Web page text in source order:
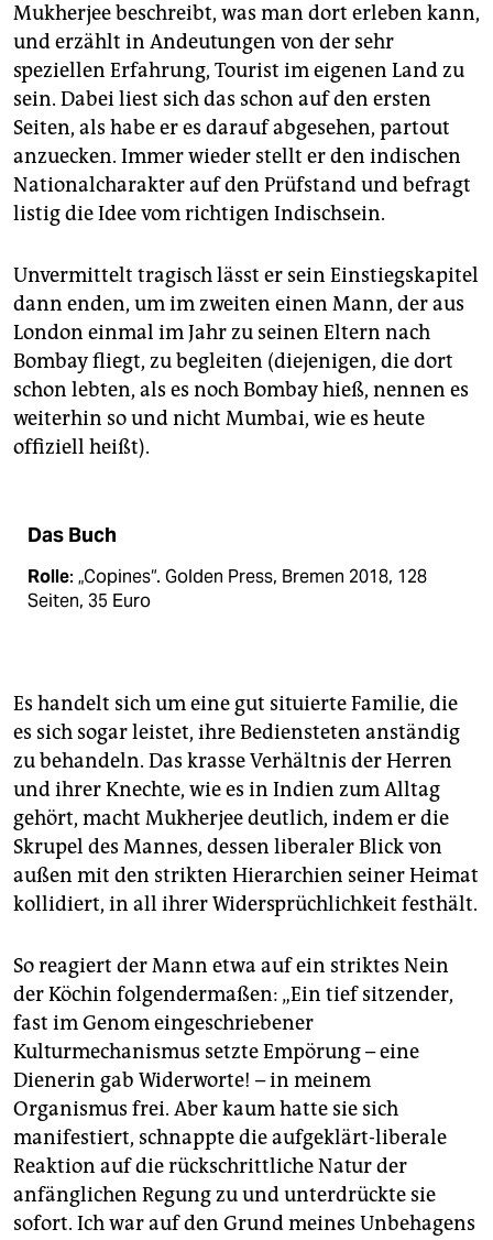
Mukherjee beschreibt, was man dort erleben kann,
und erzählt in Andeutungen von der sehr
speziellen Erfahrung, Tourist im eigenen Land zu
sein. Dabei liest sich das schon auf den ersten
Seiten, als habe er es dar­auf abgesehen, partout
anzuecken. Immer wieder stellt er den indischen
Nationalcharakter auf den Prüfstand und befragt
listig die Idee vom richtigen Indischsein.
Unvermittelt tragisch lässt er sein Einstiegskapitel
dann enden, um im zweiten einen Mann, der aus
London einmal im Jahr zu seinen Eltern nach
Bombay fliegt, zu begleiten (diejenigen, die dort
schon lebten, als es noch Bombay hieß, nennen es
weiterhin so und nicht Mumbai, wie es heute
offiziell heißt).
Das Buch
Rolle: „Copines“. Golden Press, Bremen 2018, 128
Seiten, 35 Euro
Es handelt sich um eine gut situierte Familie, die
es sich sogar leistet, ihre Bediensteten anständig
zu behandeln. Das krasse Verhältnis der Herren
und ihrer Knechte, wie es in Indien zum Alltag
gehört, macht Mukherjee deutlich, indem er die
Skrupel des Mannes, dessen liberaler Blick von
außen mit den strikten Hierarchien seiner Heimat
kollidiert, in all ihrer Widersprüchlichkeit festhält.
So reagiert der Mann etwa auf ein striktes Nein
der Köchin folgendermaßen: „Ein tief sitzender,
fast im Genom eingeschriebener
Kulturmechanismus setzte Empörung – eine
Dienerin gab Widerworte! – in meinem
Organismus frei. Aber kaum hatte sie sich
manifestiert, schnappte die aufgeklärt-liberale
Reaktion auf die rückschrittliche Natur der
anfänglichen Regung zu und unterdrückte sie
sofort. Ich war auf den Grund meines Unbehagens